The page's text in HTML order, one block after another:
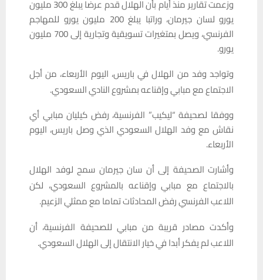
وزعمت تقارير منذ أيام بأن الهلال قدم عرضا يبلغ 300 مليون
يورو لسان جيرمان، وراتبا يبلغ 200 مليون يورو للمهاجم
الفرنسي، ويصل بمتغيرات تسويقية وتجارية إلى 700 مليون
يورو.
وتواجد وفد من الهلال في باريس، اليوم الأربعاء، من أجل
الاجتماع مع مبابي وإقناعه بمشروع النادي السعودي.
ووفقا لصحيفة “ليكيب” الفرنسية، رفض كيليان مبابي أي
نقاش مع وفد الهلال السعودي الذي وصل باريس، اليوم
الأربعاء.
وأشارت الصحيفة إلى أن سان جيرمان سمح لوفد الهلال
بالاجتماع مع مبابي وإقناعه بالمشروع السعودي، لكن
اللاعب الفرنسي رفض المحادثات تماما مع ممثلي الزعيم.
وأكدت مصادر قريبة من مبابي للصحيفة الفرنسية، أن
اللاعب لم يفكر أبدا في خيار الانتقال إلى الهلال السعودي.